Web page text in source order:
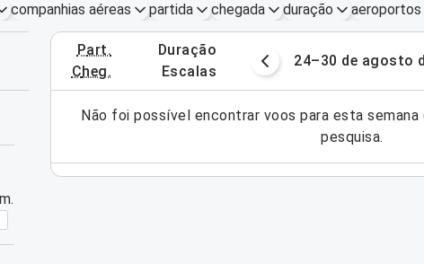
companhias aéreas partida chegada duração
part.
cheg.
duração
escalas
17–23 de agosto de 2026 24–30 de agosto
Não foi possível encontrar voos para esta
pesquisa.